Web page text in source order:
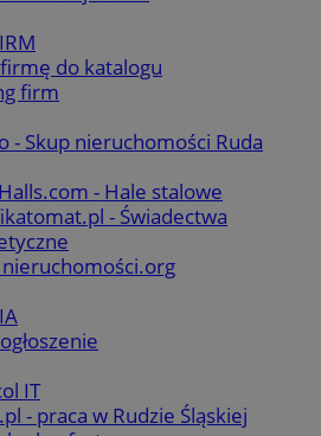
do katalogu
firm
- Skup nieruchomości Ruda
- Hale stalowe
- Świadectwa
nieruchomości.org
IT
- praca w Rudzie Śląskiej